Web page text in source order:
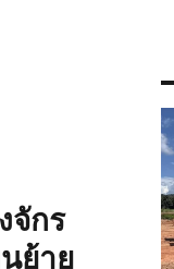
จักร
ย้าย